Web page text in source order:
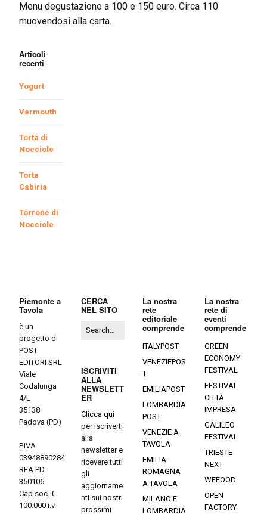
Menu degustazione a 100 e 150 euro. Circa 110
muovendosi alla carta.
Articoli
recenti
Yogurt
Vermouth
Torta di
Nocciole
Torta
Cabiria
Torrone di
Nocciole
Piemonte a
Tavola
è un
progetto di
POST
EDITORI SRL
Viale
Codalunga
4/L
35138
Padova (PD)
P.IVA
03948890284
REA PD-
350106
Cap soc. €
100.000 i.v.
CERCA
NEL SITO
ISCRIVITI
ALLA
NEWSLETT
ER
Clicca qui
per iscriverti
alla
newsletter e
ricevere tutti
gli
aggiorname
nti sui nostri
prossimi
La nostra
rete
editoriale
comprende
ITALYPOST
VENEZIEPOS
T
EMILIAPOST
LOMBARDIA
POST
VENEZIE A
TAVOLA
EMILIA-
ROMAGNA
A TAVOLA
MILANO E
LOMBARDIA
La nostra
rete di
eventi
comprende
GREEN
ECONOMY
FESTIVAL
FESTIVAL
CITTÀ
IMPRESA
GALILEO
FESTIVAL
TRIESTE
NEXT
WEFOOD
OPEN
FACTORY